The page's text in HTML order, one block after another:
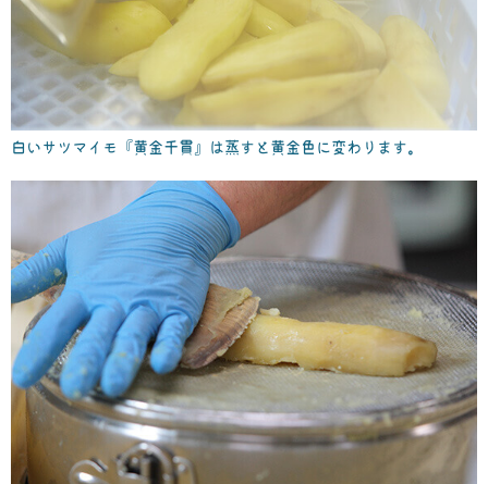
白いサツマイモ『黄金千貫』は蒸すと黄金色に変わります。